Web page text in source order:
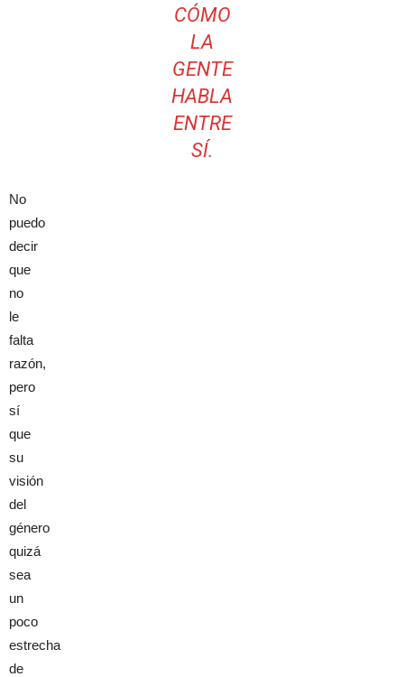
CÓMO
LA
GENTE
HABLA
ENTRE
SÍ.
No
puedo
decir
que
no
le
falta
razón,
pero
sí
que
su
visión
del
género
quizá
sea
un
poco
estrecha
de